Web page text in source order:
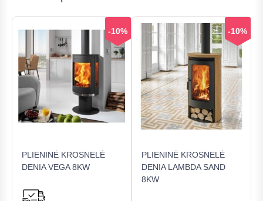
-10%
PLIENINĖ KROSNELĖ
DENIA VEGA 8KW
-10%
PLIENINĖ KROSNELĖ
DENIA LAMBDA SAND
8KW